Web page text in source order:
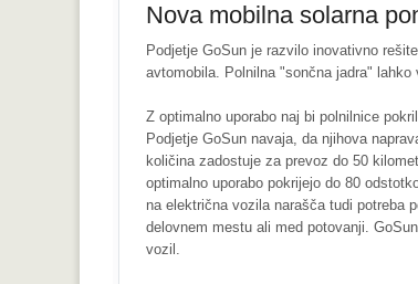
Nova mobilna solarna
Podjetje GoSun je razvilo inovativno
avtomobila. Polnilna "sončna jadra"
Z optimalno uporabo naj bi polnilnice
Podjetje GoSun navaja, da njihova
količina zadostuje za prevoz do 50
optimalno uporabo pokrijejo do 80
na električna vozila narašča tudi potreba
delovnem mestu ali med potovanji.
vozil.